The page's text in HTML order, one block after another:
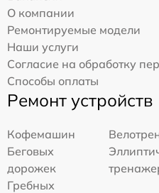
О компании
Ремонтируемые модели
Наши услуги
Согласие на обработку
Способы оплаты
Ремонт устройств
Кофемашин
Беговых
дорожек
Гребных